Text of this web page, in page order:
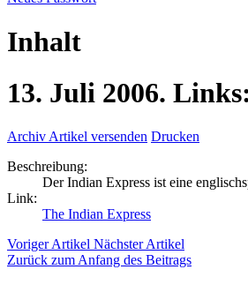
Inhalt
13. Juli 2006. Links:
Archiv Artikel versenden Drucken
Beschreibung:
Der Indian Express ist eine
Link:
The Indian Express
Voriger Artikel Nächster Artikel
Zurück zum Anfang des Beitrags